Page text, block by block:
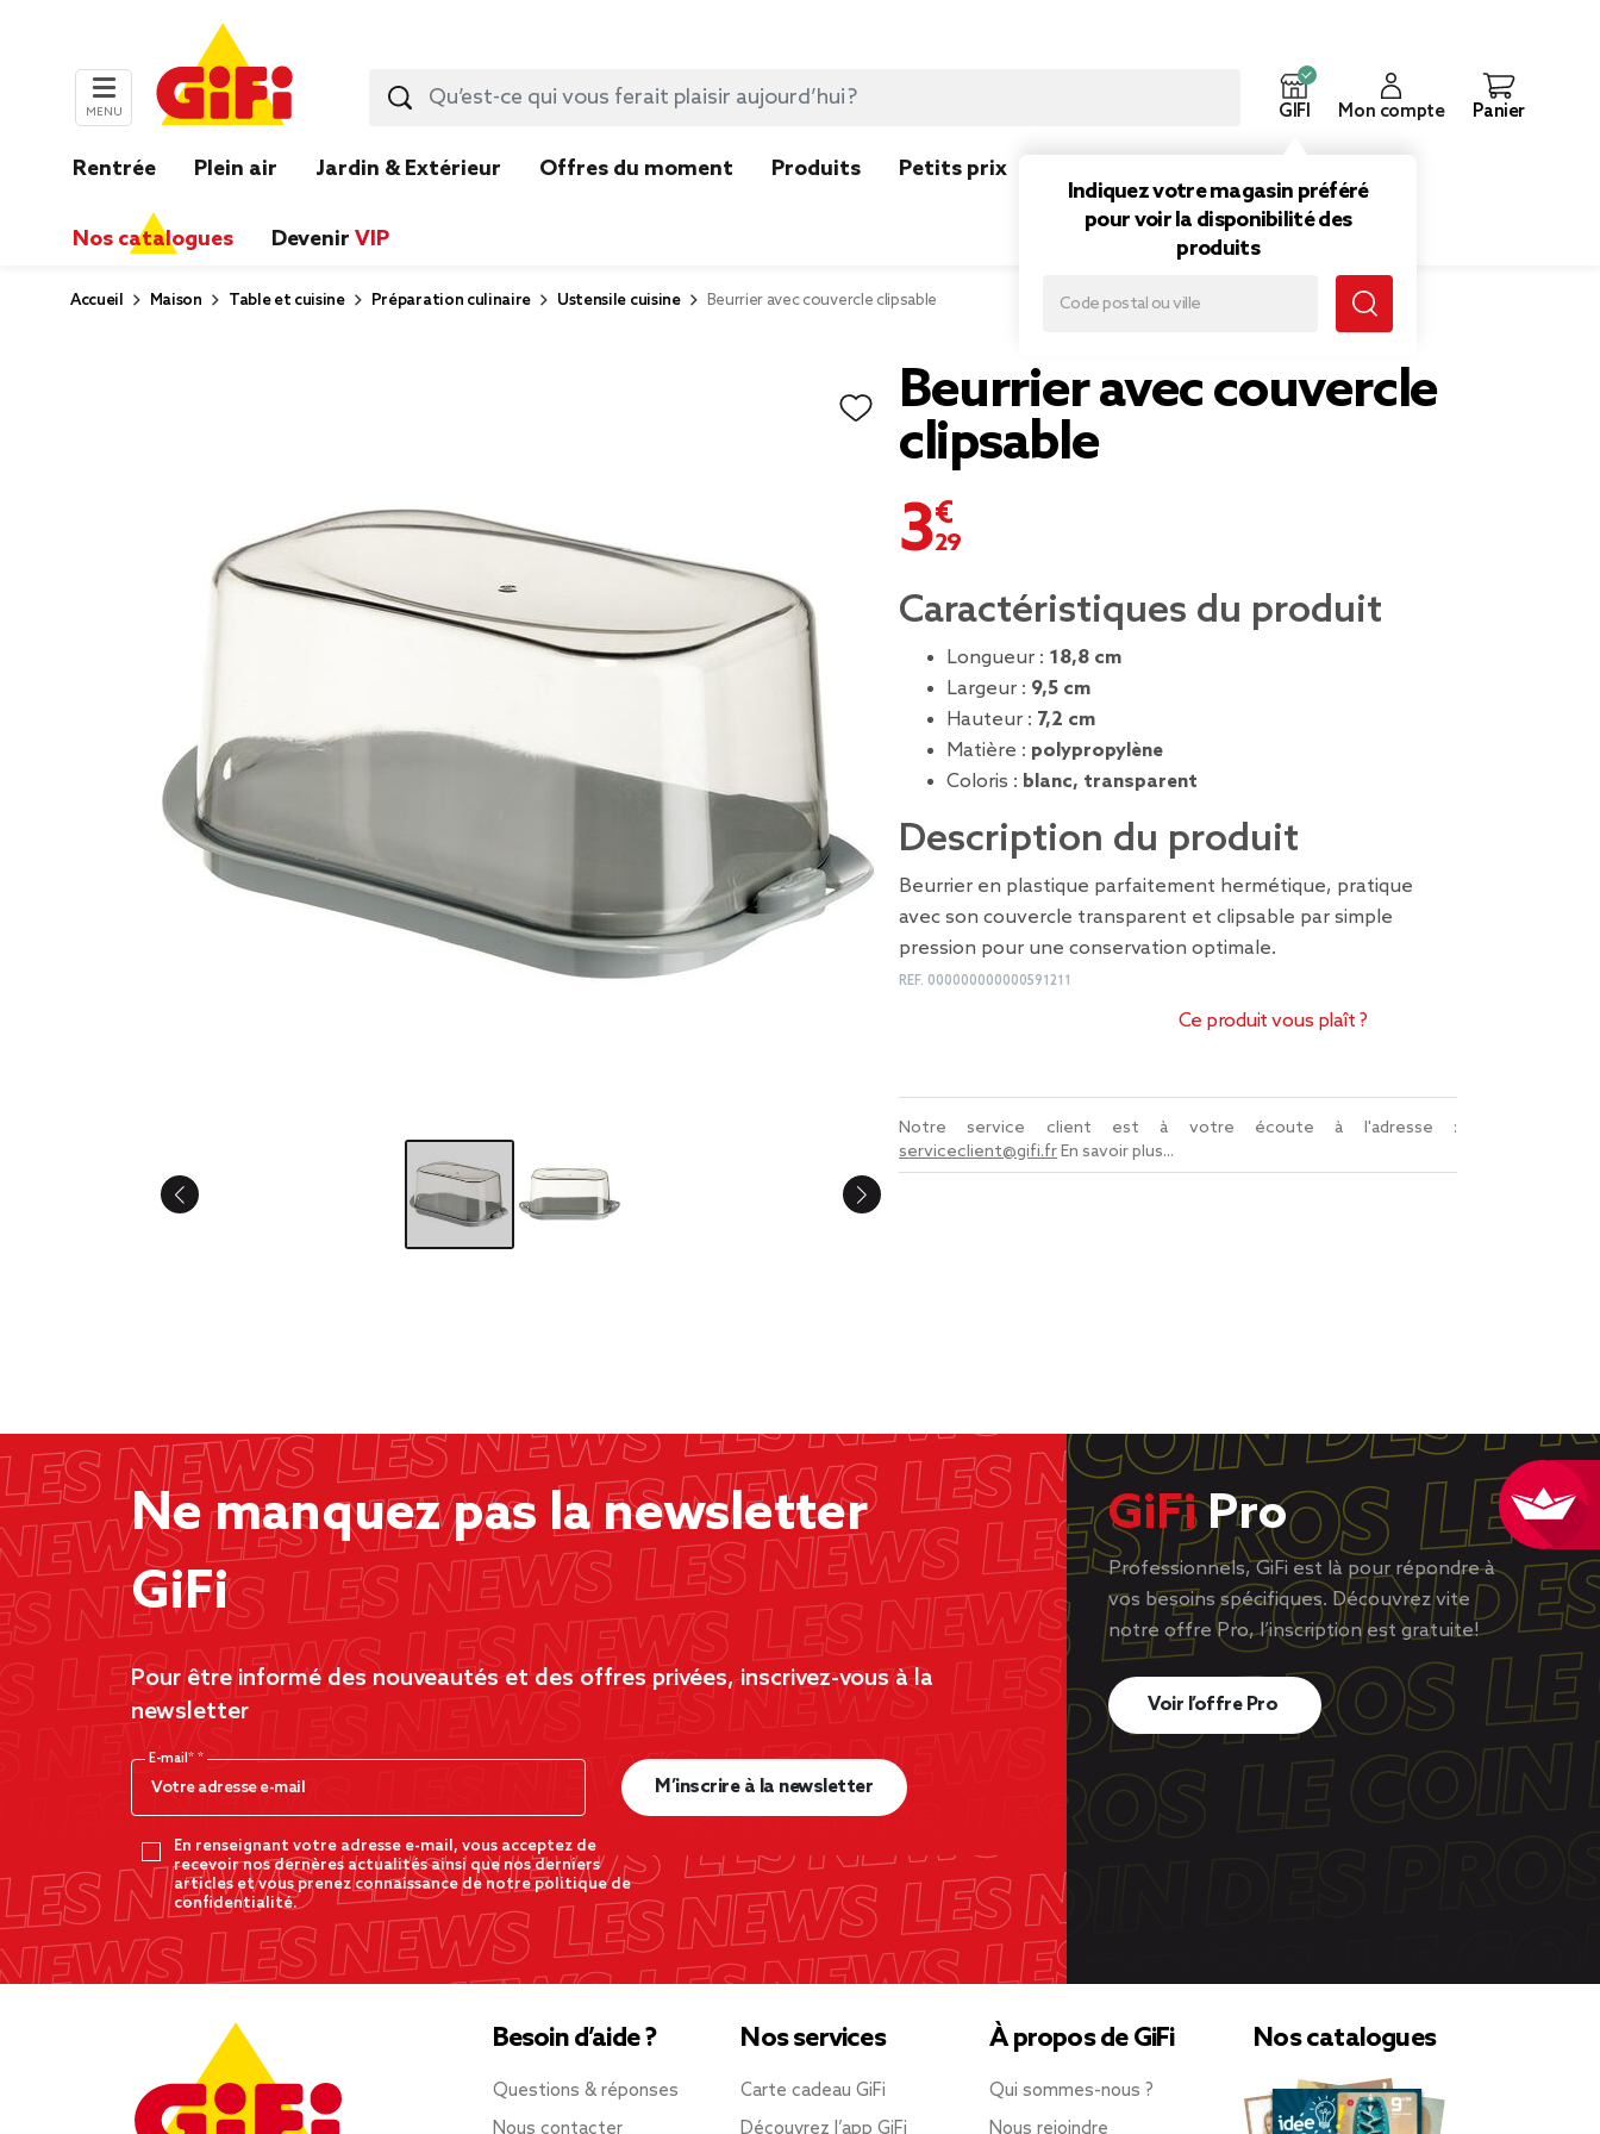
MENU GIFI
Indiquez votre magasin préféré
pour voir la disponibilité des
produits
Mon compte Panier
Rentrée Plein air Jardin & Extérieur Offres du moment Produits Petits prix
Nos catalogues Devenir VIP
Accueil Maison Table et cuisine Préparation culinaire Ustensile cuisine Beurrier avec couvercle clipsable
Beurrier avec couvercle
clipsable
3,29 €
Caractéristiques du produit
Longueur : 18,8 cm
Largeur : 9,5 cm
Hauteur : 7,2 cm
Matière : polypropylène
Coloris : blanc, transparent
Description du produit
Beurrier en plastique parfaitement hermétique, pratique
avec son couvercle transparent et clipsable par simple
pression pour une conservation optimale.
REF. 000000000000591211
Ce produit vous plaît ?
Notre service client est à votre écoute à l'adresse :
serviceclient@gifi.frEn savoir plus...
Ne manquez pas la newsletter
GiFi
Pour être informé des nouveautés et des offres privées, inscrivez-vous à la
newsletter
E-mail*
En renseignant votre adresse e-mail, vous acceptez de
recevoir nos dernères actualités ainsi que nos derniers
articles et vous prenez connaissance de notre politique de
confidentialité.
M’inscrire à la newsletter
GiFiPro
Professionnels, GiFi est là pour répondre à
vos besoins spécifiques. Découvrez vite
notre offre Pro, l’inscription est gratuite!
Voir l’offre Pro
Besoin d’aide ?
Questions & réponses
Nous contacter
Nos services
Carte cadeau GiFi
Découvrez l’app GiFi
À propos de GiFi
Qui sommes-nous ?
Nous rejoindre
Nos catalogues